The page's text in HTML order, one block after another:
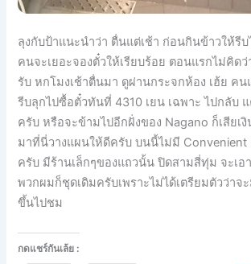
ลุงกับป้าแนะนำว่า ตื่นแต่เช้า ก่อนกินข้าวให้รี
คนจะเยอะจองตั๋วให้เรียบร้อย ตอนแรกไม่คิดว่
รับ หกโมงเช้าตื่นมา ดูผ่านกระจกห้อง เฮ้ย ค
รีบลุกไปซื้อตั๋วทันที่ 4310 เยน เฉพาะ ไปกลับ
ครับ หรือจะข้ามไปอีกฝั่งของ Nagano ก็เสียเ
มาที่นี่วางแผนให้ดีครบ บนนี้ไม่มี Convenient
ครับ มีร้านเล็กๆของแถวนั้น ปิดสามสี่ทุ่ม จะเอ
พวกผมก็ชุดเดิมครับเพราะไม่ได้เตรียมตัวว่าจ
ขึ้นไปชม
กดแชร์กันเล้ย :